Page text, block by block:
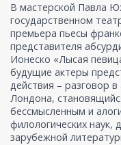
В мастерской Павла
государственном
премьера пьесы
представителя
Ионеско «Лысая
будущие актеры
действия – разговор
Лондона,
бессмысленным и
филологических наук,
зарубежной